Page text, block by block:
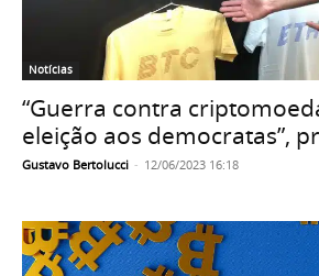
Notícias
“Guerra contra
eleição aos democratas”,
Gustavo Bertolucci - 12/06/2023 16:18